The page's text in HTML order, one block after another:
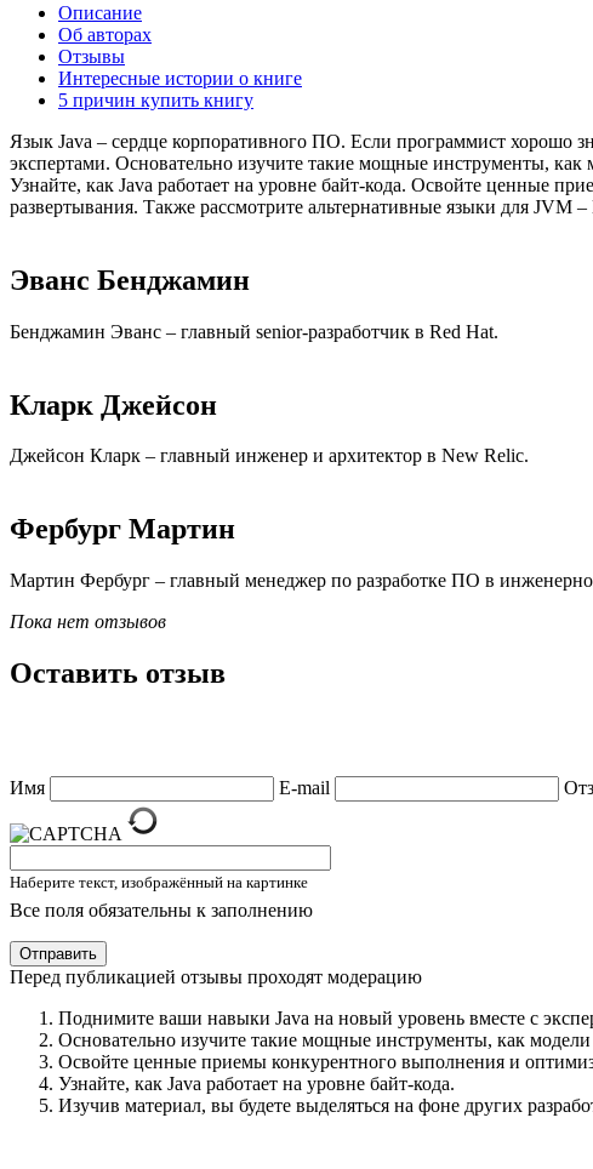
Описание
Об авторах
Отзывы
Интересные истории о книге
5 причин купить книгу
Язык Java – сердце корпоративного ПО. Если программист хорошо
экспертами. Основательно изучите такие мощные инструменты,
Узнайте, как Java работает на уровне байт-кода. Освойте ценные
развертывания. Также рассмотрите альтернативные языки для JVM
Эванс Бенджамин
Бенджамин Эванс – главный senior-разработчик в Red Hat.
Кларк Джейсон
Джейсон Кларк – главный инженер и архитектор в New Relic.
Фербург Мартин
Мартин Фербург – главный менеджер по разработке ПО в
Пока нет отзывов
Оставить отзыв
Имя E-mail
Наберите текст, изображённый на картинке
Все поля обязательны к заполнению
Отправить
Перед публикацией отзывы проходят модерацию
Поднимите ваши навыки Java на новый уровень вместе с
Основательно изучите такие мощные инструменты, как
Освойте ценные приемы конкурентного выполнения и
Узнайте, как Java работает на уровне байт-кода.
Изучив материал, вы будете выделяться на фоне других